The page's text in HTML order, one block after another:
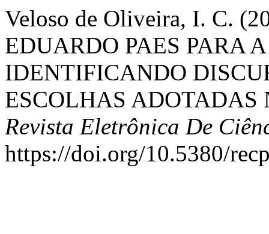
Veloso de Oliveira, I. C.
EDUARDO PAES PARA
IDENTIFICANDO
ESCOLHAS
Revista Eletrônica De
https://doi.org/10.5380/